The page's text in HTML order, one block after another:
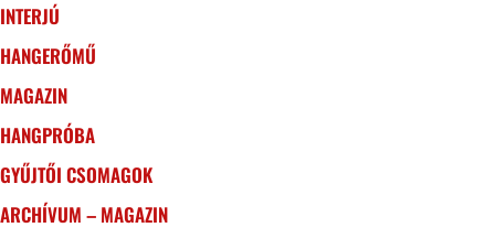
INTERJÚ
HANGERŐMŰ
MAGAZIN
HANGPRÓBA
GYŰJTŐI CSOMAGOK
ARCHÍVUM – MAGAZIN